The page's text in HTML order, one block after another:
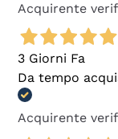
Acquirente
3 Giorni Fa
Da tempo
Acquirente